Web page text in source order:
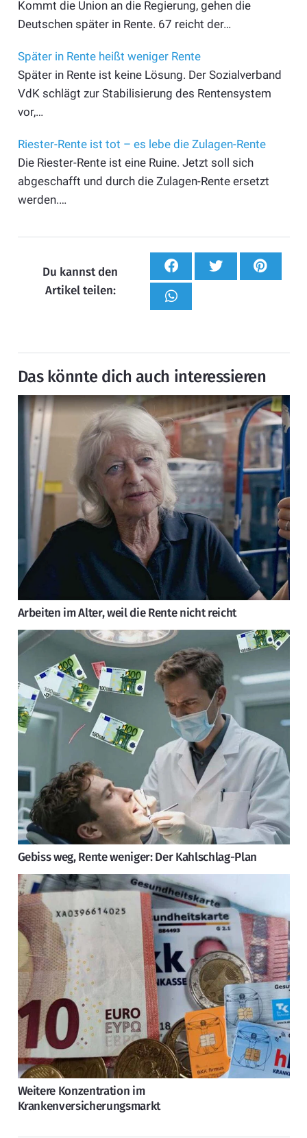
Kommt die Union an die Regierung, gehen die
Deutschen später in Rente. 67 reicht der…
Später in Rente heißt weniger Rente
Später in Rente ist keine Lösung. Der Sozialverband
VdK schlägt zur Stabilisierung des Rentensystem
vor,…
Riester-Rente ist tot – es lebe die Zulagen-Rente
Die Riester-Rente ist eine Ruine. Jetzt soll sich
abgeschafft und durch die Zulagen-Rente ersetzt
werden.…
Du kannst den
Artikel teilen:
Das könnte dich auch interessieren
Arbeiten im Alter, weil die Rente nicht reicht
Gebiss weg, Rente weniger: Der Kahlschlag-Plan
Weitere Konzentration im
Krankenversicherungsmarkt